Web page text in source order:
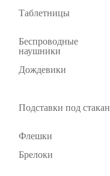
Таблетницы
Беспроводные
наушники
Дождевики
Подставки под стакан
Флешки
Брелоки